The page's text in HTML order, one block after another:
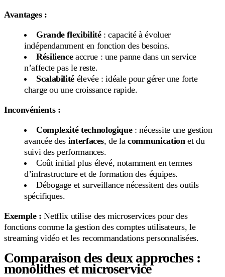
Avantages :
Grande flexibilité: capacité à évoluer
indépendamment en fonction des besoins.
Résilienceaccrue : une panne dans un service
n’affecte pas le reste.
Scalabilité élevée : idéale pour gérer une forte
charge ou une croissance rapide.
Inconvénients :
Complexité technologique: nécessite une gestion
avancée des interfaces, de lacommunication et du
suivi des performances.
Coût initial plus élevé, notamment en termes
d’infrastructure et de formation des équipes.
Débogage et surveillance nécessitent des outils
spécifiques.
Exemple : Netflix utilise des microservices pour des
fonctions comme la gestion des comptes utilisateurs, le
streaming vidéo et les recommandations personnalisées.
Comparaison des deux approches :
monolithes et microservice